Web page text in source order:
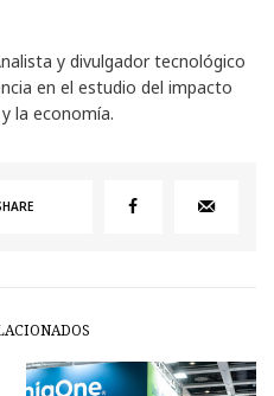
y divulgador tecnológico
en el estudio del impacto
la economía.